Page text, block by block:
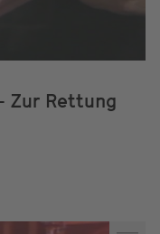
Zur Rettung